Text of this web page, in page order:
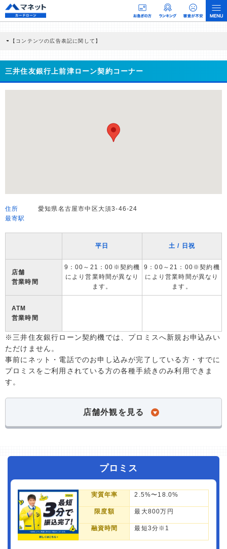
【コンテンツの広告表記に関して】
商品を根拠なくPRするものではなく、当編集部の調査／ユーザーへの口コミ収集な
どに基づき、公平性を担保した情報提供を行っています。
>提携企業一覧
三井住友銀行上前津ローン契約コーナー
住所
愛知県名古屋市中区大須3-46-24
最寄駅
平日 土 / 日祝
店舗
営業時間
9：00～21：00※契約機
により営業時間が異なり
ます。
9：00～21：00※契約機
により営業時間が異なり
ます。
ATM
営業時間
※三井住友銀行ローン契約機では、プロミスへ新規お申込みい
ただけません。
事前にネット・電話でのお申し込みが完了している方・すでに
プロミスをご利用されている方の各種手続きのみ利用できま
す。
店舗外観を見る
プロミス
実質年率 2.5%〜18.0%
限度額 最大800万円
融資時間 最短3分※1